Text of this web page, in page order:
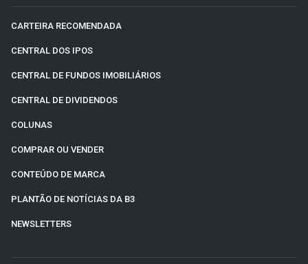
CARTEIRA RECOMENDADA
CENTRAL DOS IPOS
CENTRAL DE FUNDOS IMOBILIÁRIOS
CENTRAL DE DIVIDENDOS
COLUNAS
COMPRAR OU VENDER
CONTEÚDO DE MARCA
PLANTÃO DE NOTÍCIAS DA B3
NEWSLETTERS